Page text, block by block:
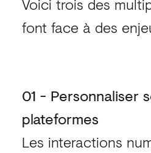
font face à des
01 - Personnaliser
plateformes
Les interactions